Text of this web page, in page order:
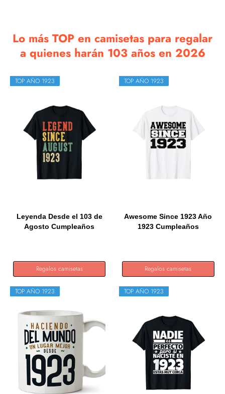
Lo más TOP en camisetas para regalar
a quienes harán 103 años en 2026
TOP AÑO 1923
Leyenda Desde el 103 de
Agosto Cumpleaños
Regalos camisetas
TOP AÑO 1923
Awesome Since 1923 Año
1923 Cumpleaños
Regalos camisetas
TOP AÑO 1923 TOP AÑO 1923